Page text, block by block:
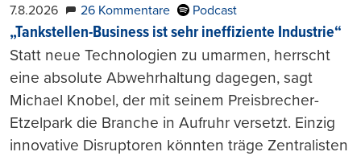
7.8.2026 26 Kommentare Podcast
„Tankstellen-Business ist sehr ineffiziente Industrie“
Statt neue Technologien zu umarmen, herrscht
eine absolute Abwehrhaltung dagegen, sagt
Michael Knobel, der mit seinem Preisbrecher-
Etzelpark die Branche in Aufruhr versetzt. Einzig
innovative Disruptoren könnten träge Zentralisten